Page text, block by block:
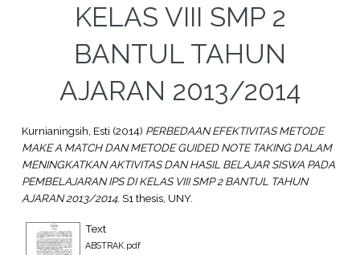
KELAS VIII SMP 2
BANTUL TAHUN
AJARAN 2013/2014
Kurnianingsih, Esti (2014) PERBEDAAN EFEKTIVITAS METODE
MAKE A MATCH DAN METODE GUIDED NOTE TAKING DALAM
MENINGKATKAN AKTIVITAS DAN HASIL BELAJAR SISWA PADA
PEMBELAJARAN IPS DI KELAS VIII SMP 2 BANTUL TAHUN
AJARAN 2013/2014. S1 thesis, UNY.
Text
ABSTRAK.pdf